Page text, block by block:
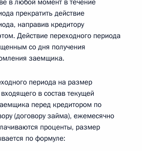
в любой момент в течение
прекратить действие
направив кредитору
Действие переходного периода
со дня получения
заемщика.
периода на размер
в состав текущей
перед кредитором по
(договору займа), ежемесячно
проценты, размер
по формуле: